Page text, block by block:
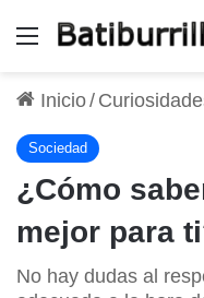
Menú
Inicio/
Sociedad
¿Cómo
mejor para
No hay dudas al